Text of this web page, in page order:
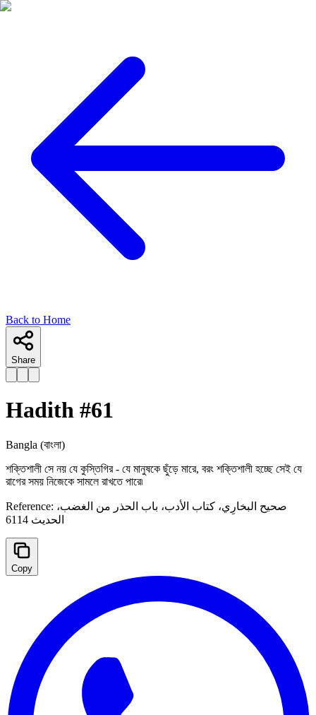
Back to Home
Share
Hadith #61
Bangla (বাংলা)
শক্তিশালী সে নয় যে কুস্তিগির - যে মানুষকে ছুঁড়ে মারে, বরং শক্তিশালী হচ্ছে সেই যে
রাগের সময় নিজেকে সামলে রাখতে পারে৷
Reference: صحیح البخارِي، كتاب الأدب، باب الحذر من الغضب،
الحديث 6114
Copy